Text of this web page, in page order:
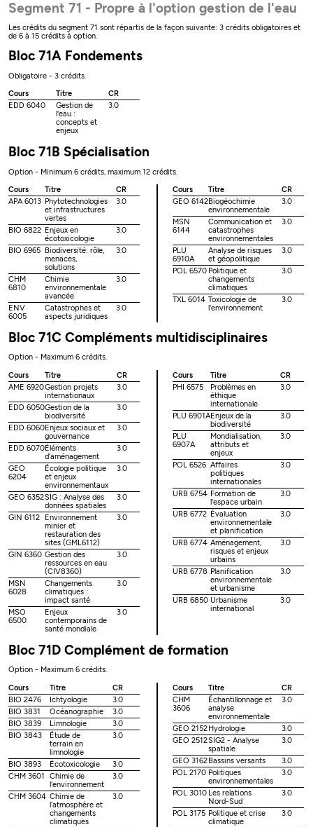
Segment 71 - Propre à l'option gestion de l'eau
Les crédits du segment 71 sont répartis de la façon suivante: 3 crédits obligatoires et
de 6 à 15 crédits à option.
Bloc 71A Fondements
Obligatoire - 3 crédits.
Cours
Titre
CR
EDD 6040
Gestion de
l'eau :
concepts et
enjeux
3.0
Bloc 71B Spécialisation
Option - Minimum 6 crédits, maximum 12 crédits.
Cours
Titre
CR
APA 6013 Phytotechnologies
et infrastructures
vertes
3.0
BIO 6822 Enjeux en
écotoxicologie
3.0
BIO 6965 Biodiversité: rôle,
menaces,
solutions
3.0
CHM
6810
Chimie
environnementale
avancée
3.0
ENV
6005
Catastrophes et
aspects juridiques
3.0
Cours Titre
CR
GEO 6142Biogéochimie
environnementale
3.0
MSN
6144
Communication et
catastrophes
environnementales
3.0
PLU
6910A
Analyse de risques
et géopolitique
3.0
POL 6570 Politique et
changements
climatiques
3.0
TXL 6014 Toxicologie de
l'environnement
3.0
Bloc 71C Compléments multidisciplinaires
Option - Maximum 6 crédits.
Cours
Titre
CR
AME 6920Gestion projets
internationaux
3.0
EDD 6050Gestion de la
biodiversité
3.0
EDD 6060Enjeux sociaux et
gouvernance
3.0
EDD 6070Éléments
d'aménagement
3.0
GEO
6204
Écologie politique
et enjeux
environnementaux
3.0
GEO 6352SIG : Analyse des
données spatiales
3.0
GIN 6112
Environnement
minier et
restauration des
sites (GML6112)
3.0
GIN 6360 Gestion des
ressources en eau
(CIV8360)
3.0
MSN
6028
Changements
climatiques :
impact santé
3.0
MSO
6500
Enjeux
contemporains de
santé mondiale
3.0
Cours Titre
CR
PHI 6575
Problèmes en
éthique
internationale
3.0
PLU 6901AEnjeux de la
biodiversité
3.0
PLU
6907A
Mondialisation,
attributs et
enjeux
3.0
POL 6526 Affaires
politiques
internationales
3.0
URB 6754 Formation de
l'espace urbain
3.0
URB 6772 Évaluation
environnementale
et planification
3.0
URB 6774 Aménagement,
risques et enjeux
urbains
3.0
URB 6778 Planification
environnementale
et urbanisme
3.0
URB 6850 Urbanisme
international
3.0
Bloc 71D Complément de formation
Option - Maximum 6 crédits.
Cours
Titre
CR
BIO 2476
Ichtyologie
3.0
BIO 3831
Océanographie
3.0
BIO 3839
Limnologie
3.0
BIO 3843
Étude de
terrain en
limnologie
3.0
BIO 3893 Écotoxicologie
3.0
CHM 3601
Chimie de
l'environnement
3.0
CHM 3604 Chimie de
l’atmosphère et
changements
climatiques
3.0
Cours Titre
CR
CHM
3606
Échantillonnage et
analyse
environnementale
3.0
GEO 2152Hydrologie
3.0
GEO 2512SIG2 - Analyse
spatiale
3.0
GEO 3162Bassins versants
3.0
POL 2170 Politiques
environnementales
3.0
POL 3010 Les relations
Nord-Sud
3.0
POL 3175 Politique et crise
climatique
3.0